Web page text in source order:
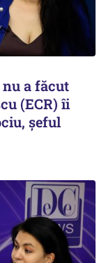
a făcut
(ECR) îi
șeful